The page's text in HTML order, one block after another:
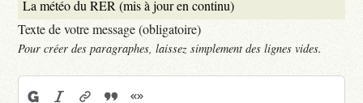
Texte de votre message (obligatoire)
Pour créer des paragraphes, laissez simplement des lignes vides.